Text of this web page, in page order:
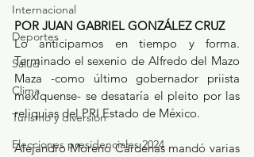
Internacional
Deportes
Salud
Clima
Turismo y diversión
Elecciones presidenciales 2024
POR JUAN GABRIEL GONZÁLEZ CRUZ
Lo anticipamos en tiempo y forma.
Terminado el sexenio de Alfredo del Mazo
Maza -como último gobernador priista
mexiquense- se desataría el pleito por las
reliquias del PRI Estado de México.
Alejandro Moreno Cárdenas mandó varias